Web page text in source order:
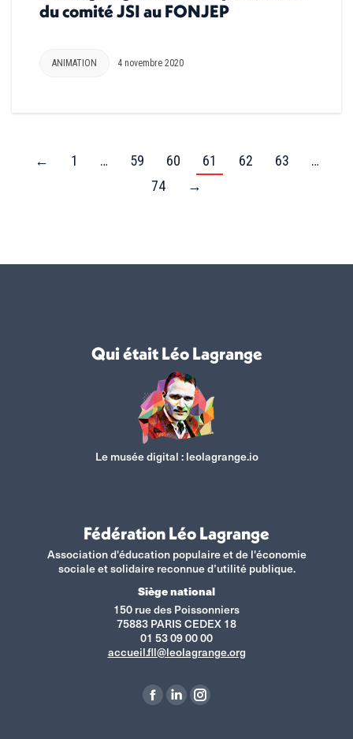
du comité JSI au FONJEP
ANIMATION 4 novembre 2020
← 1 … 59 60 61 62 63
…
74
→
Qui était Léo Lagrange
Le musée digital : leolagrange.io
Fédération Léo Lagrange
Association d'éducation populaire et de l'économie
sociale et solidaire reconnue d’utilité publique.
Siège national
150 rue des Poissonniers
75883 PARIS CEDEX 18
01 53 09 00 00
accueil.fll@leolagrange.org
La
La
La